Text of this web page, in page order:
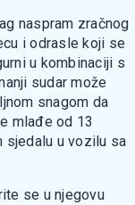
naspram zračnog
i odrasle koji se
u kombinaciji s
sudar može
snagom da
mlađe od 13
sjedalu u vozilu sa
se u njegovu